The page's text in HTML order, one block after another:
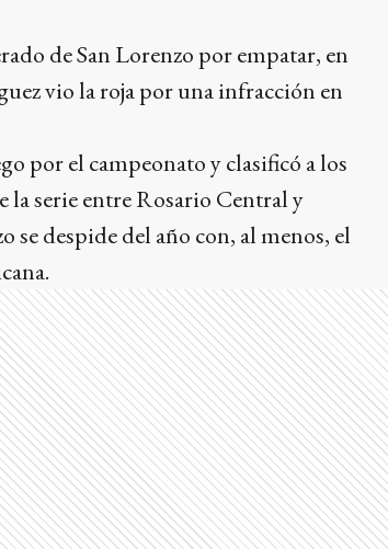
de San Lorenzo por empatar, en
vio la roja por una infracción en
por el campeonato y clasificó a los
la serie entre Rosario Central y
se despide del año con, al menos, el